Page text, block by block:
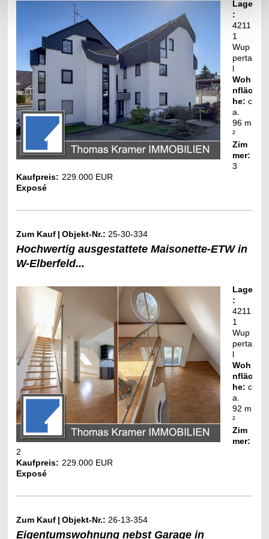
Lage
:
4211
1
Wup
perta
l
Woh
nfläc
he: c
a.
96 m
²
Zim
mer:
3
Kaufpreis: 229.000 EUR
Exposé
Zum Kauf | Objekt-Nr.: 25-30-334
Hochwertig ausgestattete Maisonette-ETW in
W-Elberfeld...
Lage
:
4211
1
Wup
perta
l
Woh
nfläc
he: c
a.
92 m
²
Zim
mer:
2
Kaufpreis: 229.000 EUR
Exposé
Zum Kauf | Objekt-Nr.: 26-13-354
Eigentumswohnung nebst Garage in